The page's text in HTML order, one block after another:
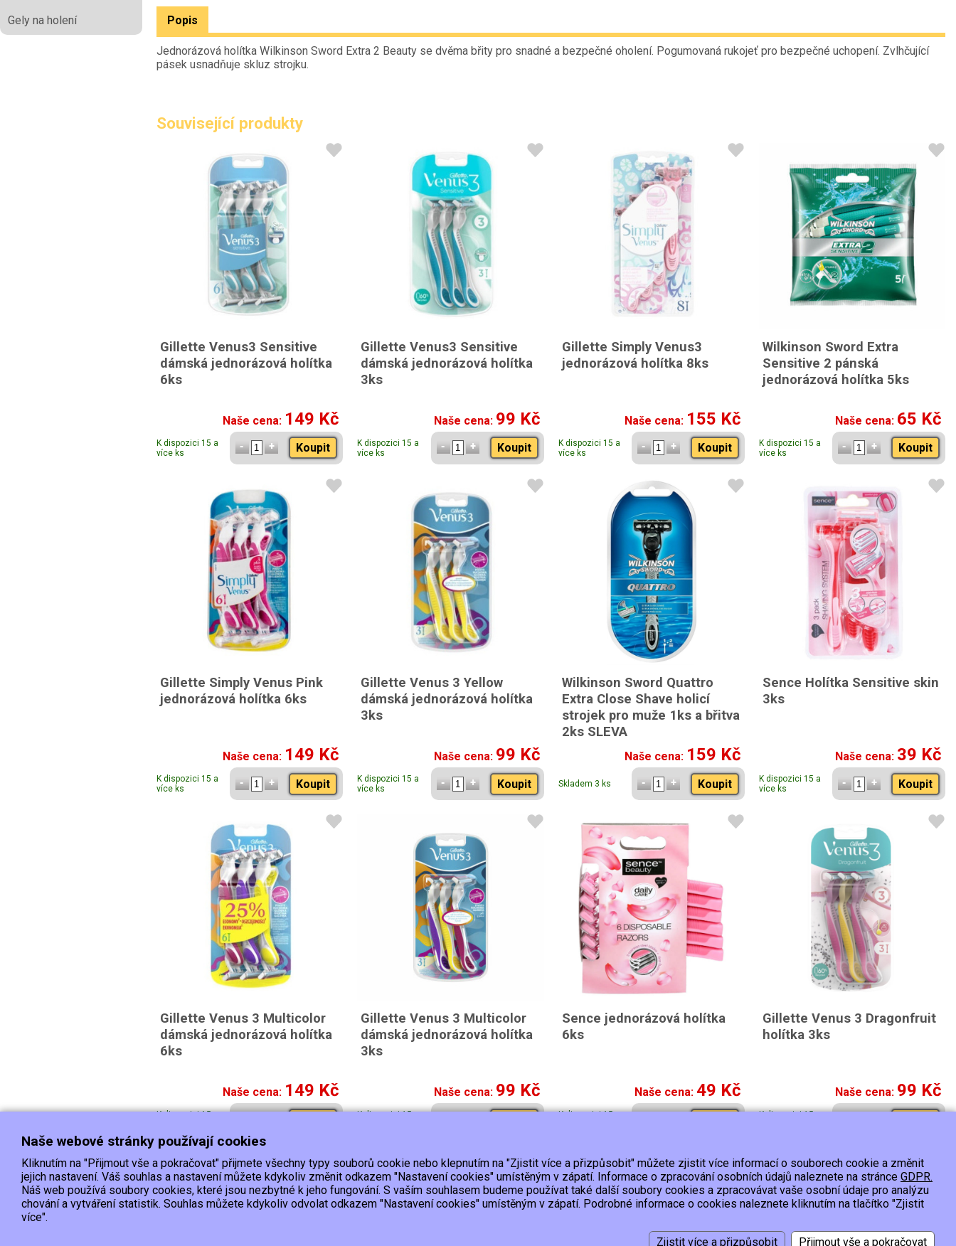
Gely na holení Popis
Jednorázová holítka Wilkinson Sword Extra 2 Beauty se dvěma břity pro snadné a bezpečné oholení. Pogumovaná rukojeť pro bezpečné uchopení. Zvlhčující
pásek usnadňuje skluz strojku.
Související produkty
Gillette Venus3 Sensitive
dámská jednorázová holítka
6ks
Naše cena: 149 Kč
K dispozici 15 a
více ks
Koupit
Gillette Venus3 Sensitive
dámská jednorázová holítka
3ks
Naše cena: 99 Kč
K dispozici 15 a
více ks
Koupit
Gillette Simply Venus3
jednorázová holítka 8ks
Naše cena: 155 Kč
K dispozici 15 a
více ks
Koupit
Wilkinson Sword Extra
Sensitive 2 pánská
jednorázová holítka 5ks
Naše cena: 65 Kč
K dispozici 15 a
více ks
Koupit
Gillette Simply Venus Pink
jednorázová holítka 6ks
Naše cena: 149 Kč
K dispozici 15 a
více ks
Koupit
Gillette Venus 3 Yellow
dámská jednorázová holítka
3ks
Naše cena: 99 Kč
K dispozici 15 a
více ks
Koupit
Wilkinson Sword Quattro
Extra Close Shave holicí
strojek pro muže 1ks a břitva
2ks SLEVA
Naše cena: 159 Kč
Skladem 3 ks Koupit
Sence Holítka Sensitive skin
3ks
Naše cena: 39 Kč
K dispozici 15 a
více ks
Koupit
Gillette Venus 3 Multicolor
dámská jednorázová holítka
6ks
Naše cena: 149 Kč
K dispozici 15 a
Gillette Venus 3 Multicolor
dámská jednorázová holítka
3ks
Naše cena: 99 Kč
K dispozici 15 a
Sence jednorázová holítka
6ks
Naše cena: 49 Kč
K dispozici 15 a
Gillette Venus 3 Dragonfruit
holítka 3ks
Naše cena: 99 Kč
K dispozici 15 a
Doprava Platba Kontakt/Reklamace Obchodní podmínky Ochrana os.údajů
EET :Podle zákona o evidenci tržeb je prodávající povinen vystavit kupujícímu účtenku.
Vytvořil:2026 © Smartware s.r.o. ,Redakční systém MultiCMS
Nastavení cookies
Naše webové stránky používají cookies
Kliknutím na "Přijmout vše a pokračovat" přijmete všechny typy souborů cookie nebo klepnutím na "Zjistit více a přizpůsobit" můžete zjistit více informací o souborech cookie a změnit
jejich nastavení. Váš souhlas a nastavení můžete kdykoliv změnit odkazem "Nastavení cookies" umístěným v zápatí. Informace o zpracování osobních údajů naleznete na stránce GDPR.
Náš web používá soubory cookies, které jsou nezbytné k jeho fungování. S vaším souhlasem budeme používat také další soubory cookies a zpracovávat vaše osobní údaje pro analýzu
chování a vytváření statistik. Souhlas můžete kdykoliv odvolat odkazem "Nastavení cookies" umístěným v zápatí. Podrobné informace o cookies naleznete kliknutím na tlačítko "Zjistit
více".
Zjistit více a přizpůsobit
Přijmout vše a pokračovat